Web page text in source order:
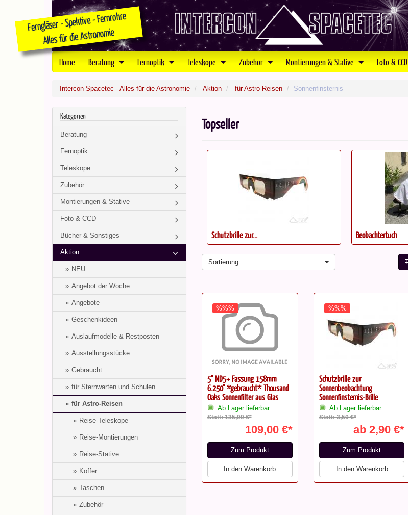
Home Beratung Fernoptik Teleskope Zubehör Montierungen & Stative Foto & CCD
Intercon Spacetec - Alles für die Astronomie Aktion für Astro-Reisen Sonnenfinsternis
Kategorien
Beratung
Fernoptik
Teleskope
Zubehör
Montierungen & Stative
Foto & CCD
Bücher & Sonstiges
Aktion
NEU
Angebot der Woche
Angebote
Geschenkideen
Auslaufmodelle & Restposten
Ausstellungsstücke
Gebraucht
für Sternwarten und Schulen
für Astro-Reisen
Reise-Teleskope
Reise-Montierungen
Reise-Stative
Koffer
Taschen
Zubehör
Topseller
Schutzbrille zur... Beobachtertuch
Sortierung:
%%%
5'' ND5+ Fassung 158mm
6.250" *gebraucht* Thousand
Oaks Sonnenfilter aus Glas
Ab Lager lieferbar
Statt: 135,00 €*
109,00 €*
Zum Produkt
In den Warenkorb
%%%
Schutzbrille zur
Sonnenbeobachtung
Sonnenfinsternis-Brille
Ab Lager lieferbar
Statt: 3,50 €*
ab 2,90 €*
Zum Produkt
In den Warenkorb